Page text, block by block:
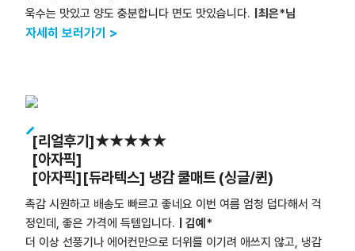
욱수는 맛있고 양도 충분합니다 면도 맛있습니다.
|최은*님
자세히 보러가기 >
[리얼후기]★★★★★
[아자픽]
[아자픽][듀라텍스] 냉감 쿨매트 (싱글/퀸)
촉감 시원하고 배송도 빠르고 좋네요 이번 여름 엄청 덥다해서 걱
정인데, 좋은 가격에 득템입니다.
| 김예*
더 이상 선풍기나 에어컨만으로 더위를 이기려 애쓰지 않고, 냉감